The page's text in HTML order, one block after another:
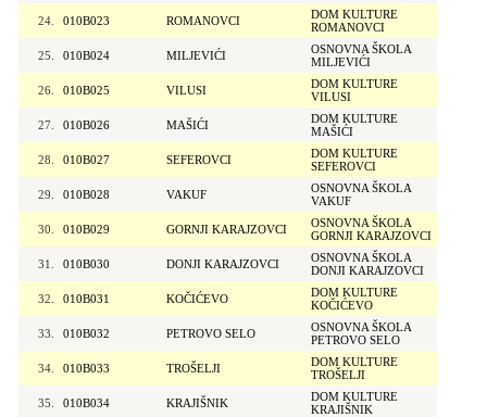
24. 010B023 ROMANOVCI
DOM KULTURE
ROMANOVCI
25. 010B024 MILJEVIĆI
OSNOVNA ŠKOLA
MILJEVIĆI
26. 010B025 VILUSI
DOM KULTURE
VILUSI
27. 010B026 MAŠIĆI
DOM KULTURE
MAŠIĆI
28. 010B027 SEFEROVCI
DOM KULTURE
SEFEROVCI
29. 010B028 VAKUF
OSNOVNA ŠKOLA
VAKUF
30. 010B029 GORNJI KARAJZOVCI
OSNOVNA ŠKOLA
GORNJI KARAJZOVCI
31. 010B030 DONJI KARAJZOVCI
OSNOVNA ŠKOLA
DONJI KARAJZOVCI
32. 010B031 KOČIĆEVO
DOM KULTURE
KOČIĆEVO
33. 010B032 PETROVO SELO
OSNOVNA ŠKOLA
PETROVO SELO
34. 010B033 TROŠELJI
DOM KULTURE
TROŠELJI
35. 010B034 KRAJIŠNIK
DOM KULTURE
KRAJIŠNIK